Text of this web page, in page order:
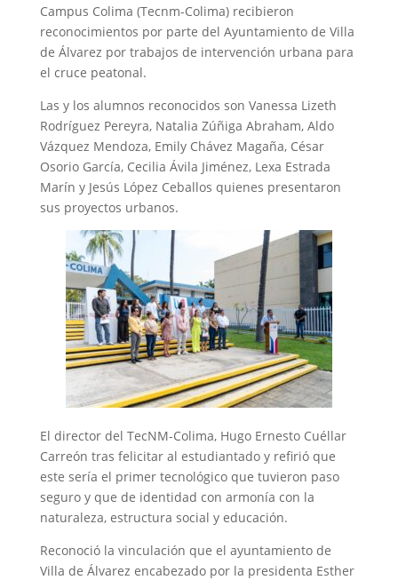
Campus Colima (Tecnm-Colima) recibieron
reconocimientos por parte del Ayuntamiento de Villa
de Álvarez por trabajos de intervención urbana para
el cruce peatonal.
Las y los alumnos reconocidos son Vanessa Lizeth
Rodríguez Pereyra, Natalia Zúñiga Abraham, Aldo
Vázquez Mendoza, Emily Chávez Magaña, César
Osorio García, Cecilia Ávila Jiménez, Lexa Estrada
Marín y Jesús López Ceballos quienes presentaron
sus proyectos urbanos.
El director del TecNM-Colima, Hugo Ernesto Cuéllar
Carreón tras felicitar al estudiantado y refirió que
este sería el primer tecnológico que tuvieron paso
seguro y que de identidad con armonía con la
naturaleza, estructura social y educación.
Reconoció la vinculación que el ayuntamiento de
Villa de Álvarez encabezado por la presidenta Esther